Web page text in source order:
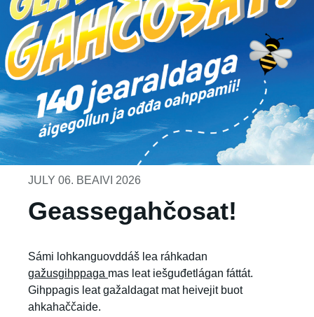
JULY 06. BEAIVI 2026
Geassegahčosat!
Sámi lohkanguovddáš lea ráhkadan
gažusgihppaga mas leat iešguđetlágan fáttát.
Gihppagis leat gažaldagat mat heivejit buot
ahkahaččaide.